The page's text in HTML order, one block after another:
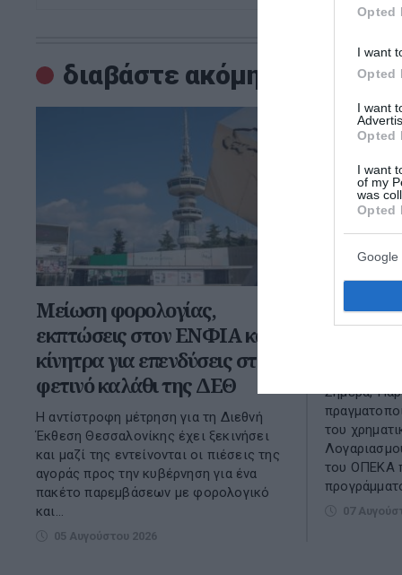
Opted
I want
Opted
I want
Opted
I want
of my
was
Opted
Google
διαβάστε ακόμη
Μείωση φορολογίας,
εκπτώσεις στον ΕΝΦΙΑ και
κίνητρα για επενδύσεις στο
φετινό καλάθι της ΔΕΘ
Η αντίστροφη μέτρηση για τη Διεθνή
Έκθεση Θεσσαλονίκης έχει ξεκινήσει
και μαζί της εντείνονται οι πιέσεις της
αγοράς προς την κυβέρνηση για ένα
πακέτο παρεμβάσεων με φορολογικό
και...
05 Αυγούστου 2026
Έως
ΟΠΕΚΑ –
Σήμερα,
του
του ΟΠΕΚΑ
07